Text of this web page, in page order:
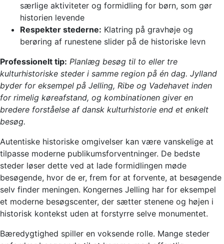
særlige aktiviteter og formidling for børn, som gør
historien levende
Respekter stederne: Klatring på gravhøje og
berøring af runestene slider på de historiske levn
Professionelt tip: Planlæg besøg til to eller tre
kulturhistoriske steder i samme region på én dag. Jylland
byder for eksempel på Jelling, Ribe og Vadehavet inden
for rimelig køreafstand, og kombinationen giver en
bredere forståelse af dansk kulturhistorie end et enkelt
besøg.
Autentiske historiske omgivelser kan være vanskelige at
tilpasse moderne publikumsforventninger. De bedste
steder løser dette ved at lade formidlingen møde
besøgende, hvor de er, frem for at forvente, at besøgende
selv finder meningen. Kongernes Jelling har for eksempel
et moderne besøgscenter, der sætter stenene og højen i
historisk kontekst uden at forstyrre selve monumentet.
Bæredygtighed spiller en voksende rolle. Mange steder